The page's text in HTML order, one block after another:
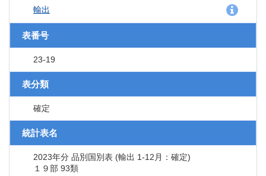
輸出
表番号
23-19
表分類
確定
統計表名
2023年分 品別国別表 (輸出 1-12月：確定)
１９部 93類